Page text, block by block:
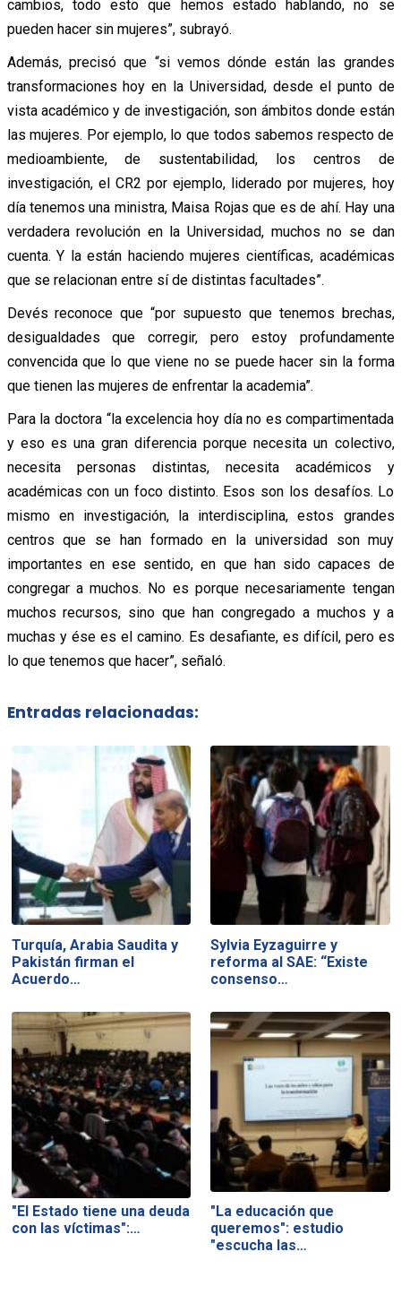
cambios, todo esto que hemos estado hablando, no se
pueden hacer sin mujeres”, subrayó.
Además, precisó que “si vemos dónde están las grandes
transformaciones hoy en la Universidad, desde el punto de
vista académico y de investigación, son ámbitos donde están
las mujeres. Por ejemplo, lo que todos sabemos respecto de
medioambiente, de sustentabilidad, los centros de
investigación, el CR2 por ejemplo, liderado por mujeres, hoy
día tenemos una ministra, Maisa Rojas que es de ahí. Hay una
verdadera revolución en la Universidad, muchos no se dan
cuenta. Y la están haciendo mujeres científicas, académicas
que se relacionan entre sí de distintas facultades”.
Devés reconoce que “por supuesto que tenemos brechas,
desigualdades que corregir, pero estoy profundamente
convencida que lo que viene no se puede hacer sin la forma
que tienen las mujeres de enfrentar la academia”.
Para la doctora “la excelencia hoy día no es compartimentada
y eso es una gran diferencia porque necesita un colectivo,
necesita personas distintas, necesita académicos y
académicas con un foco distinto. Esos son los desafíos. Lo
mismo en investigación, la interdisciplina, estos grandes
centros que se han formado en la universidad son muy
importantes en ese sentido, en que han sido capaces de
congregar a muchos. No es porque necesariamente tengan
muchos recursos, sino que han congregado a muchos y a
muchas y ése es el camino. Es desafiante, es difícil, pero es
lo que tenemos que hacer”, señaló.
Entradas relacionadas:
Turquía, Arabia Saudita y
Pakistán firman el
Acuerdo…
Sylvia Eyzaguirre y
reforma al SAE: “Existe
consenso…
"El Estado tiene una deuda
con las víctimas":…
"La educación que
queremos": estudio
"escucha las…